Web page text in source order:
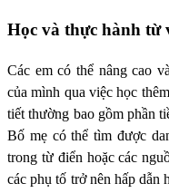
Học và thực hành từ
Các em có thể nâng cao
của mình qua việc học
tiết thường bao gồm phần
Bố mẹ có thể tìm được
trong từ điển hoặc các
các phụ tố trở nên hấp dẫn